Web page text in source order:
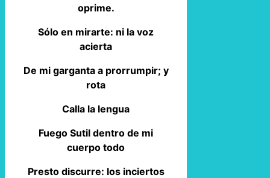
oprime.
Sólo en mirarte: ni la voz
acierta
De mi garganta a prorrumpir; y
rota
Calla la lengua
Fuego Sutil dentro de mi
cuerpo todo
Presto discurre: los inciertos